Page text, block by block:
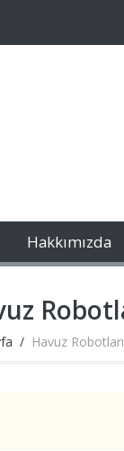
Hakkımızda
Havuz Robotları